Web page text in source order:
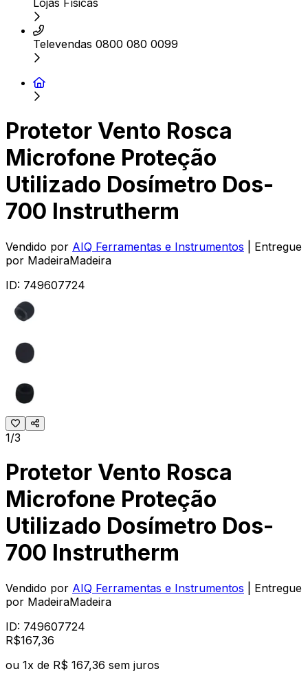
Lojas Físicas
Televendas 0800 080 0099
Protetor Vento Rosca
Microfone Proteção
Utilizado Dosímetro Dos-
700 Instrutherm
Vendido por AIQ Ferramentas e Instrumentos
| Entregue
por MadeiraMadeira
ID: 749607724
1/3
Protetor Vento Rosca
Microfone Proteção
Utilizado Dosímetro Dos-
700 Instrutherm
Vendido por AIQ Ferramentas e Instrumentos
| Entregue
por MadeiraMadeira
ID: 749607724
R$167,36
ou 1x de R$ 167,36 sem juros